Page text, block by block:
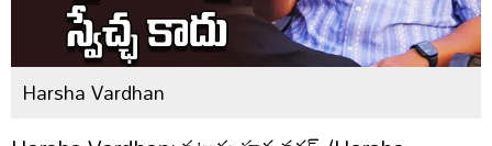
Harsha Vardhan